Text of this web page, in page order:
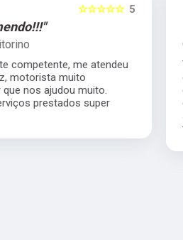
5
☆☆☆☆☆
me atendeu
muito
ajudou muito.
prestados super
Tá
tudo